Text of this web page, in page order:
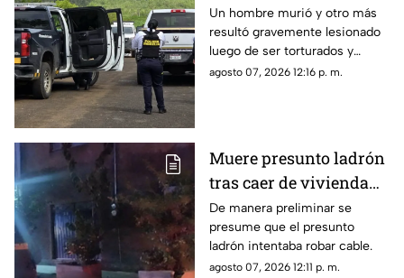
de Morelia; uno muere
y otro queda herido
Un hombre murió y otro más
resultó gravemente lesionado
luego de ser torturados y
atacados a balazos por sujetos
agosto 07, 2026 12:16 p. m.
Muere presunto ladrón
tras caer de vivienda
en Morelia
De manera preliminar se
presume que el presunto
ladrón intentaba robar cable.
agosto 07, 2026 12:11 p. m.